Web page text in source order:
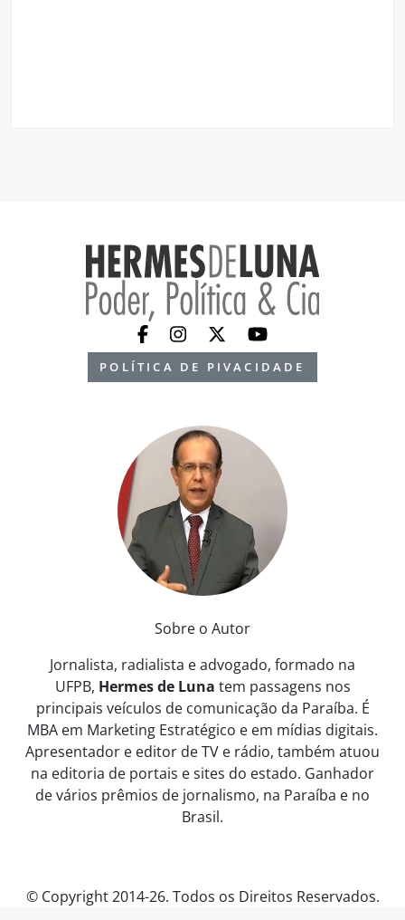
POLÍTICA DE PIVACIDADE
Sobre o Autor
Jornalista, radialista e advogado, formado na
UFPB, Hermes de Luna tem passagens nos
principais veículos de comunicação da Paraíba. É
MBA em Marketing Estratégico e em mídias digitais.
Apresentador e editor de TV e rádio, também atuou
na editoria de portais e sites do estado. Ganhador
de vários prêmios de jornalismo, na Paraíba e no
Brasil.
© Copyright 2014-26. Todos os Direitos Reservados.